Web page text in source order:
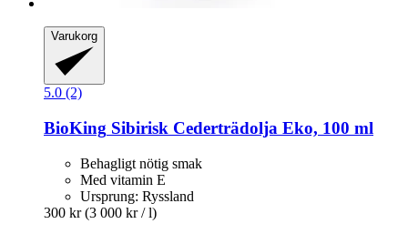
Varukorg
5.0 (2)
BioKing Sibirisk Cederträdolja Eko, 100 ml
Behagligt nötig smak
Med vitamin E
Ursprung: Ryssland
300 kr (3 000 kr / l)